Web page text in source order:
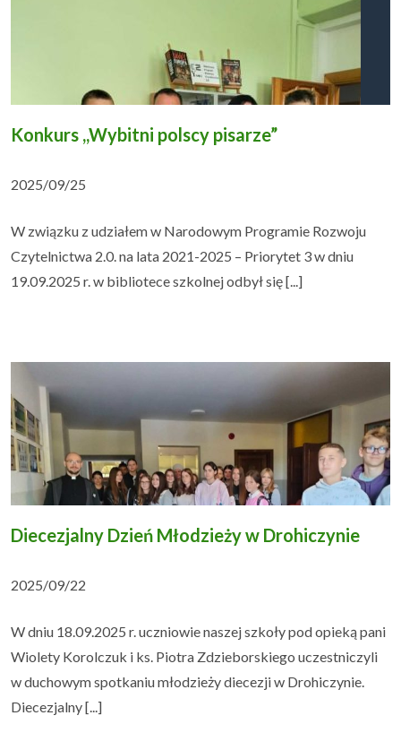
Konkurs ,,Wybitni polscy pisarze”
2025/09/25
W związku z udziałem w Narodowym Programie Rozwoju
Czytelnictwa 2.0. na lata 2021-2025 – Priorytet 3 w dniu
19.09.2025 r. w bibliotece szkolnej odbył się [...]
Diecezjalny Dzień Młodzieży w Drohiczynie
2025/09/22
W dniu 18.09.2025 r. uczniowie naszej szkoły pod opieką pani
Wiolety Korolczuk i ks. Piotra Zdzieborskiego uczestniczyli
w duchowym spotkaniu młodzieży diecezji w Drohiczynie.
Diecezjalny [...]